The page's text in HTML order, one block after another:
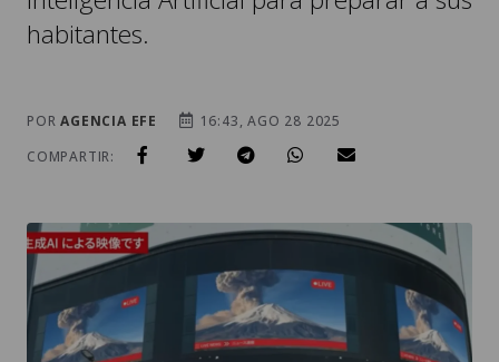
habitantes.
PORAGENCIA EFE
16:43, AGO 28 2025
COMPARTIR: